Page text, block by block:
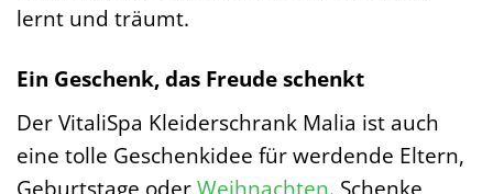
lernt und träumt.
Ein Geschenk, das Freude schenkt
Der VitaliSpa Kleiderschrank Malia ist auch
eine tolle Geschenkidee für werdende Eltern,
Geburtstage oderWeihnachten. Schenke